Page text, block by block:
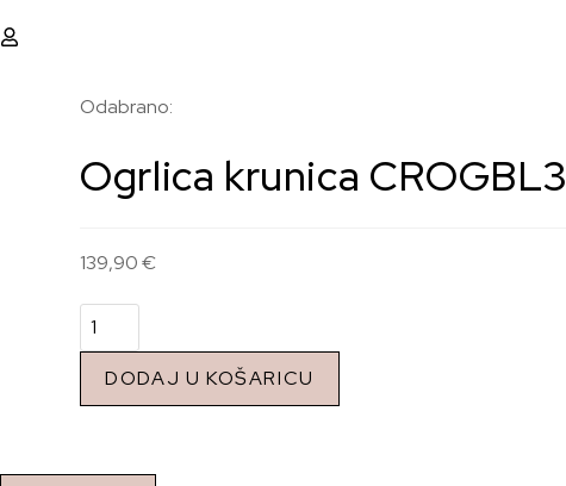
Odabrano:
Ogrlica krunica CROGBL3
139,90€
DODAJ U KOŠARICU